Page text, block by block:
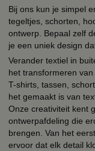
Bij ons kun je simpel
tegeltjes, schorten,
ontwerp. Bepaal zelf
je een uniek design
Verander textiel in
het transformeren
T-shirts, tassen,
het gemaakt is van
Onze creativiteit kent
ontwerpafdeling die
brengen. Van het
ervoor dat elk detail